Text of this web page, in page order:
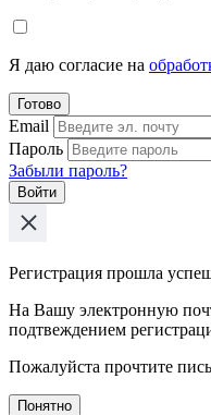
Я даю согласие на
Готово
Email
Пароль
Забыли пароль?
Войти
Регистрация прошла
На Вашу электронную
подтвеждением
Пожалуйста прочтите
Понятно